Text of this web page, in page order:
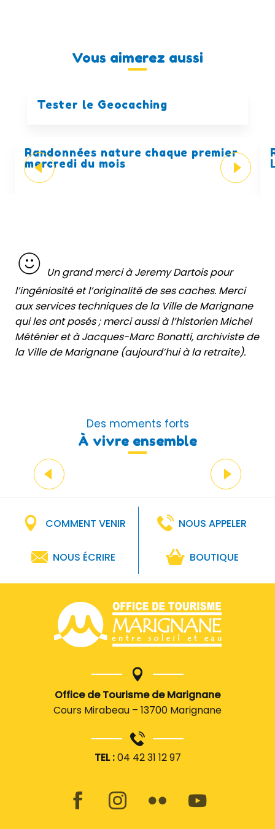
Vous aimerez aussi
Tester le Geocaching
Randonnées nature chaque premier
mercredi du mois
Un grand merci à Jeremy Dartois pour
l’ingéniosité et l’originalité de ses caches. Merci
aux services techniques de la Ville de Marignane
qui les ont posés ; merci aussi à l’historien Michel
Méténier et à Jacques-Marc Bonatti, archiviste de
la Ville de Marignane (aujourd’hui à la retraite).
Des moments forts
À vivre ensemble
On a testé pour vous
Intrigue dans la ville…de
COMMENT VENIR NOUS APPELER
NOUS ÉCRIRE BOUTIQUE
Office de Tourisme de Marignane
Cours Mirabeau – 13700 Marignane
TEL :04 42 31 12 97